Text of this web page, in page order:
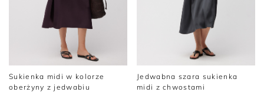
Sukienka midi w kolorze
oberżyny z jedwabiu
Jedwabna szara sukienka
midi z chwostami